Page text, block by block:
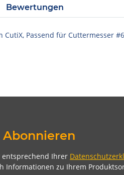
Bewertungen
CutiX, Passend für Cuttermesser
entsprechend Ihrer
Informationen zu Ihrem